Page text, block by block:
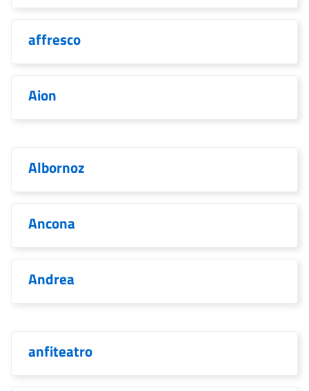
affresco
Aion
Albornoz
Ancona
Andrea
anfiteatro